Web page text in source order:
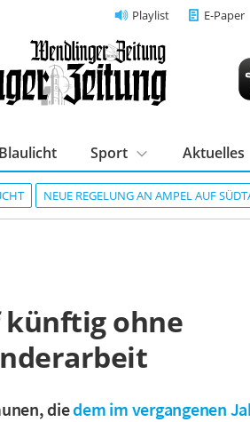
Playlist E-Paper
NEUE REGELUNG AN AMPEL AUF
Blaulicht Sport Aktuelles
künftig ohne
diedem im vergangenen